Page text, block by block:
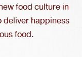
food culture in
deliver happiness
food.